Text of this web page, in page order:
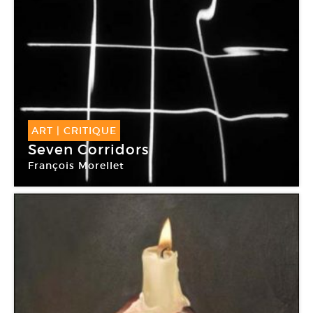
ART | CRITIQUE
Seven Corridors
François Morellet